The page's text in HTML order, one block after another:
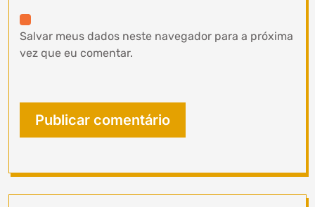
Salvar meus dados neste navegador para a próxima
vez que eu comentar.